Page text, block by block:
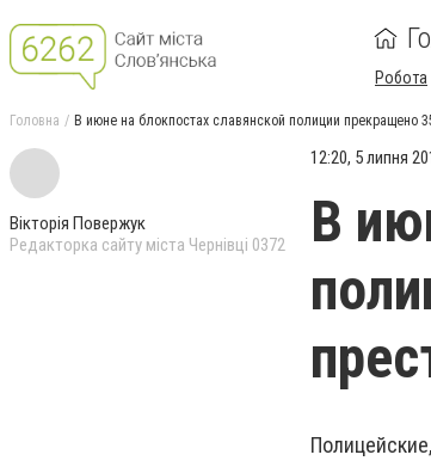
Робота
Головна В июне на блокпостах славянской полиции прекращено
Вікторія Повержук
Редакторка сайту міста Чернівці 0372
12:20, 5 липня
В